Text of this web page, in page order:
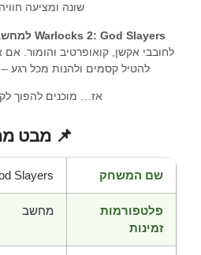
שונה ומציעה
Warlocks 2: God Slayers למחשב
לחובבי אקשן, קואופרטיב והומור.
להטיל קסמים ולהנות מכל רגע
אז… מוכנים להפוך
📌 מבט
שם המשחק Slayers
פלטפורמות
זמינות
מחשב